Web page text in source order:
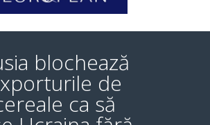
blochează
de
ca să